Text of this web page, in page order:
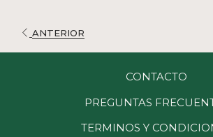
Empieza con la persona que te
Los tours en Buena Vista del Rincón
región y que conocen este entorno
ANTERIOR
CONTACTO
PREGUNTAS
TERMINOS Y